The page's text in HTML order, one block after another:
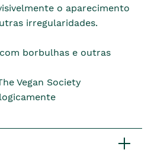
o aparecimento
irregularidades.
borbulhas e outras
Vegan Society